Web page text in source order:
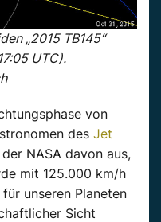
„2015 TB145“
UTC).
von
des Jet
der NASA davon aus,
mit 125.000 km/h
unseren Planeten
Sicht